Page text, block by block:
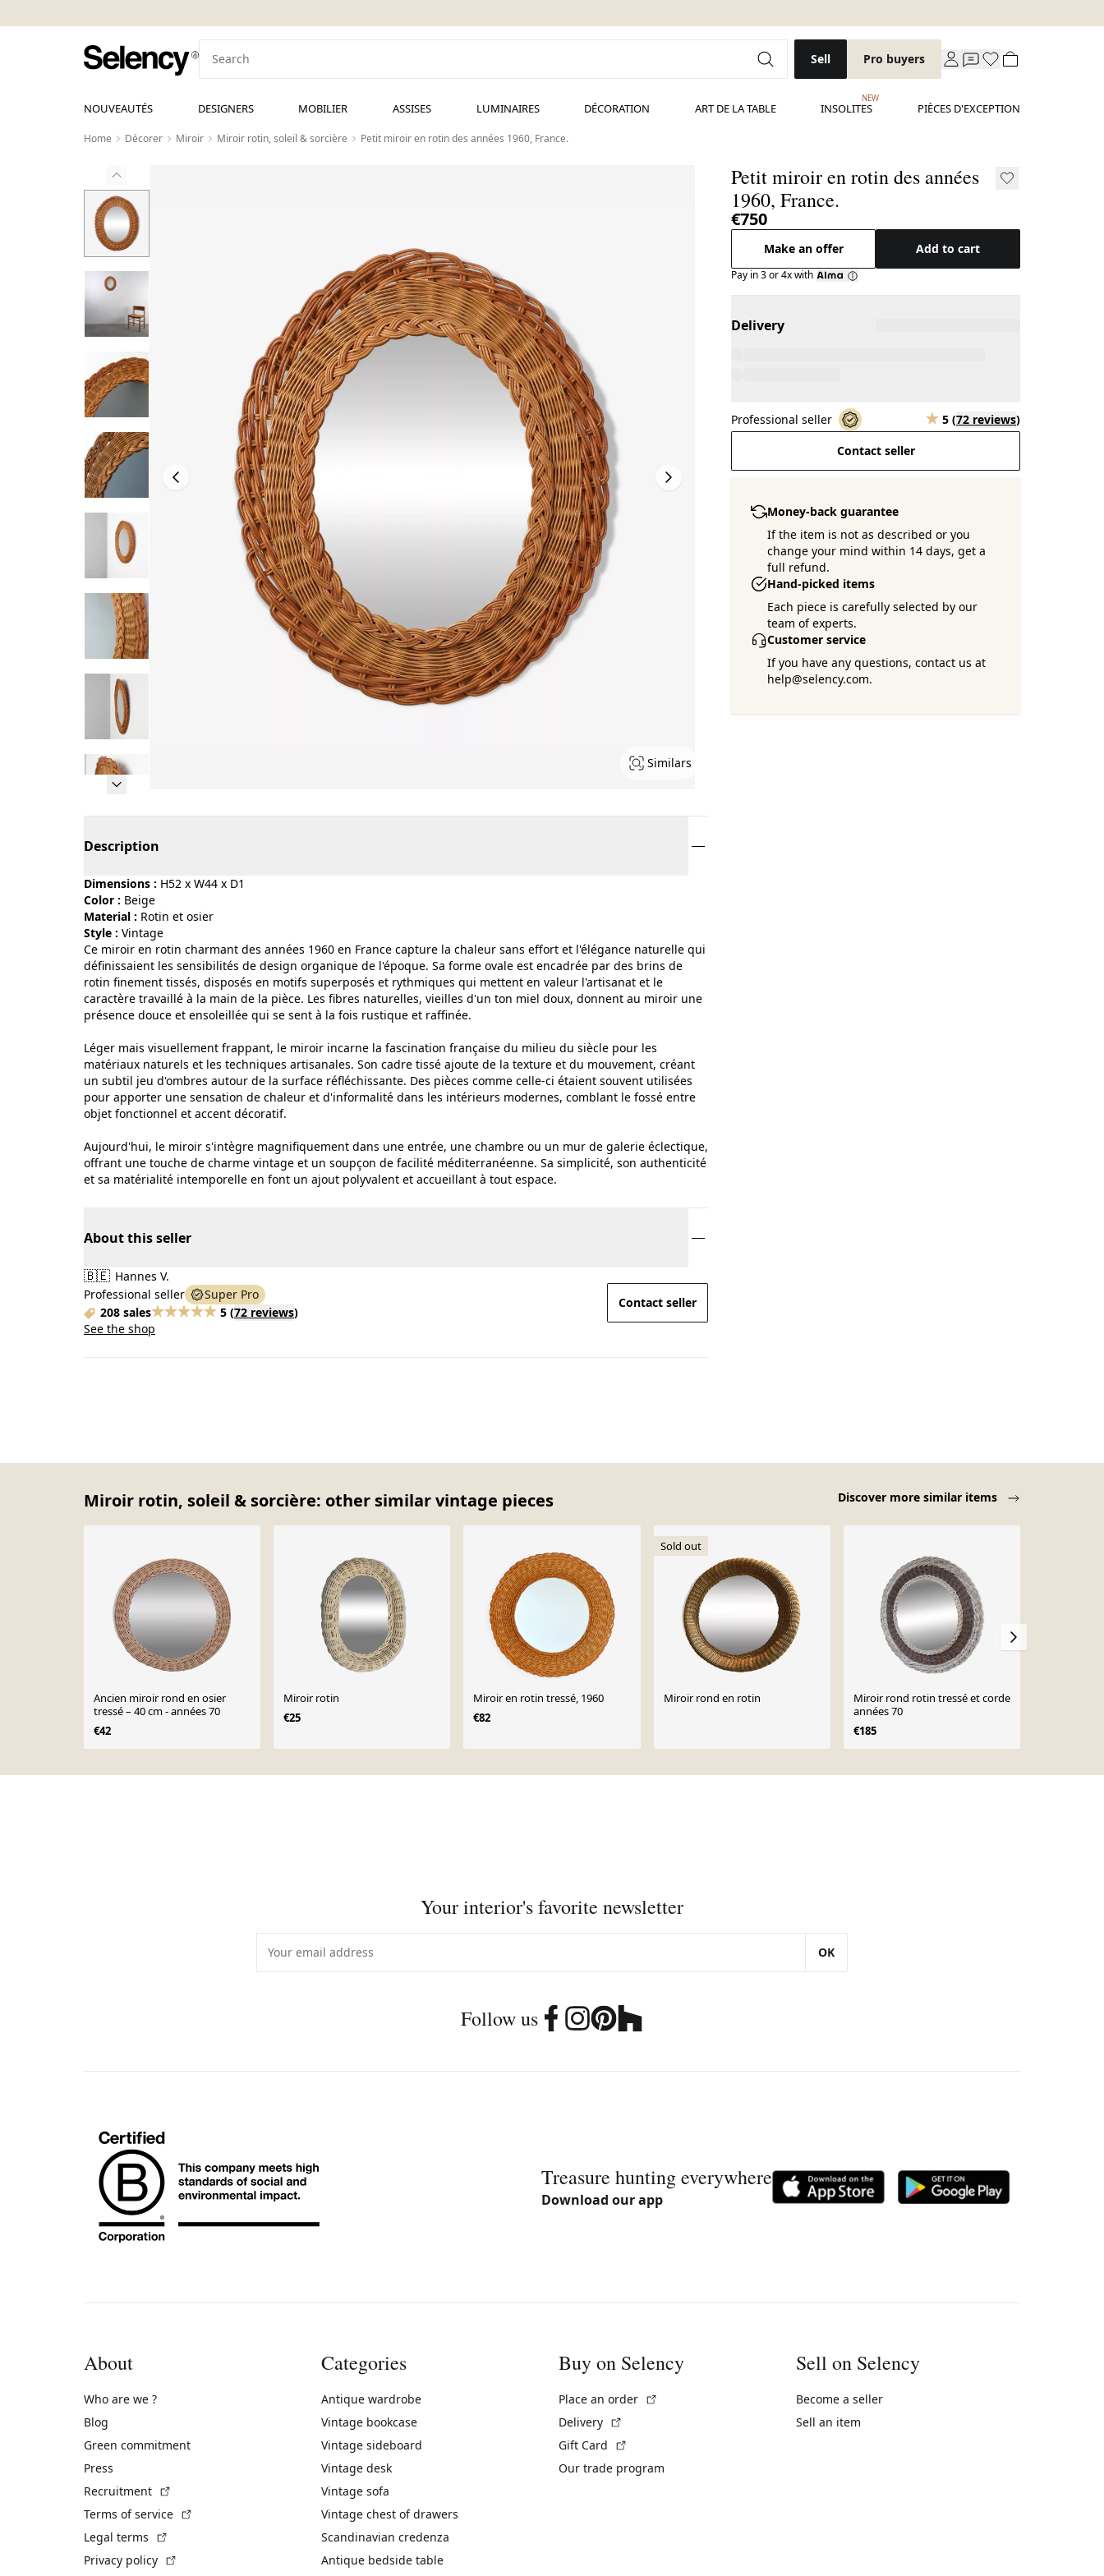
Sell Pro buyers
NOUVEAUTÉS DESIGNERS MOBILIER ASSISES LUMINAIRES DÉCORATION ART DE LA TABLE INSOLITES
NEW
PIÈCES D'EXCEPTION
Home Décorer Miroir Miroir rotin, soleil & sorcière Petit miroir en rotin des années 1960, France.
Similars
Petit miroir en rotin des années
1960, France.
€750
Make an offer Add to cart
Pay in 3 or 4x with
Delivery
Professional seller 5 (72 reviews)
Contact seller
Money-back guarantee
If the item is not as described or you
change your mind within 14 days, get a
full refund.
Hand-picked items
Each piece is carefully selected by our
team of experts.
Customer service
If you have any questions, contact us at
help@selency.com.
Description
Dimensions : H52 x W44 x D1
Color :
beige
Material :
rotin et osier
Style :
vintage
Ce miroir en rotin charmant des années 1960 en France capture la chaleur sans effort et l'élégance naturelle qui
définissaient les sensibilités de design organique de l'époque. Sa forme ovale est encadrée par des brins de
rotin finement tissés, disposés en motifs superposés et rythmiques qui mettent en valeur l'artisanat et le
caractère travaillé à la main de la pièce. Les fibres naturelles, vieilles d'un ton miel doux, donnent au miroir une
présence douce et ensoleillée qui se sent à la fois rustique et raffinée.
Léger mais visuellement frappant, le miroir incarne la fascination française du milieu du siècle pour les
matériaux naturels et les techniques artisanales. Son cadre tissé ajoute de la texture et du mouvement, créant
un subtil jeu d'ombres autour de la surface réfléchissante. Des pièces comme celle-ci étaient souvent utilisées
pour apporter une sensation de chaleur et d'informalité dans les intérieurs modernes, comblant le fossé entre
objet fonctionnel et accent décoratif.
Aujourd'hui, le miroir s'intègre magnifiquement dans une entrée, une chambre ou un mur de galerie éclectique,
offrant une touche de charme vintage et un soupçon de facilité méditerranéenne. Sa simplicité, son authenticité
et sa matérialité intemporelle en font un ajout polyvalent et accueillant à tout espace.
About this seller
🇧🇪 Hannes V.
Professional seller
Super Pro
208 sales
5 (72 reviews)
See the shop
Contact seller
Miroir rotin, soleil & sorcière: other similar vintage pieces Discover more similar items
Ancien miroir rond en osier
tressé – 40 cm - années 70
€42
Miroir rotin
€25
Miroir en rotin tressé, 1960
€82
Sold out
Miroir rond en rotin
Miroir rond rotin tressé et corde
années 70
€185
Your interior's favorite newsletter
OK
Follow us
Treasure hunting everywhere
Download our app
About
Who are we ?
Blog
Green commitment
Press
Recruitment
Terms of service
Legal terms
Privacy policy
Categories
Antique wardrobe
Vintage bookcase
Vintage sideboard
Vintage desk
Vintage sofa
Vintage chest of drawers
Scandinavian credenza
Antique bedside table
Buy on Selency
Place an order
Delivery
Gift Card
Our trade program
Sell on Selency
Become a seller
Sell an item